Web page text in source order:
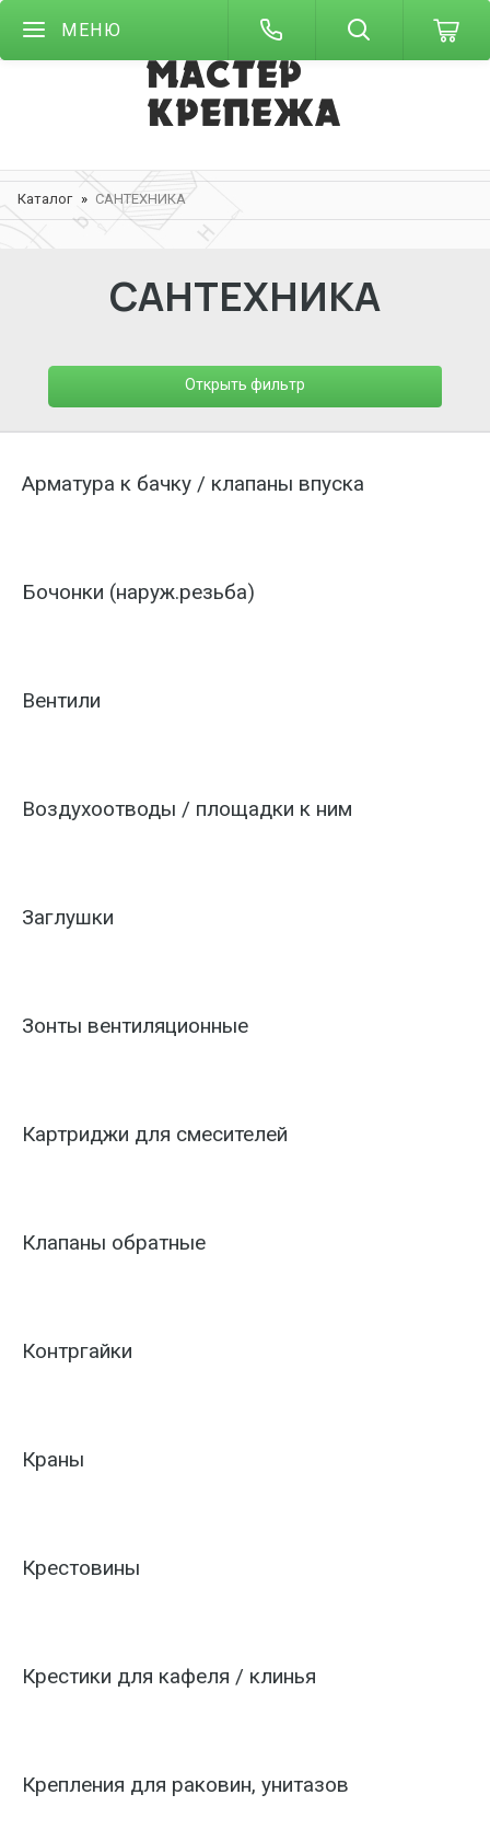
МЕНЮ
Каталог САНТЕХНИКА
САНТЕХНИКА
Открыть фильтр
Арматура к бачку / клапаны впуска
Бочонки (наруж.резьба)
Вентили
Воздухоотводы / площадки к ним
Заглушки
Зонты вентиляционные
Картриджи для смесителей
Клапаны обратные
Контргайки
Краны
Крестовины
Крестики для кафеля / клинья
Крепления для раковин, унитазов